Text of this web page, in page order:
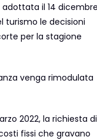
il 14
turismo le decisioni
per la stagione
venga rimodulata
2022, la richiesta di
fissi che gravano